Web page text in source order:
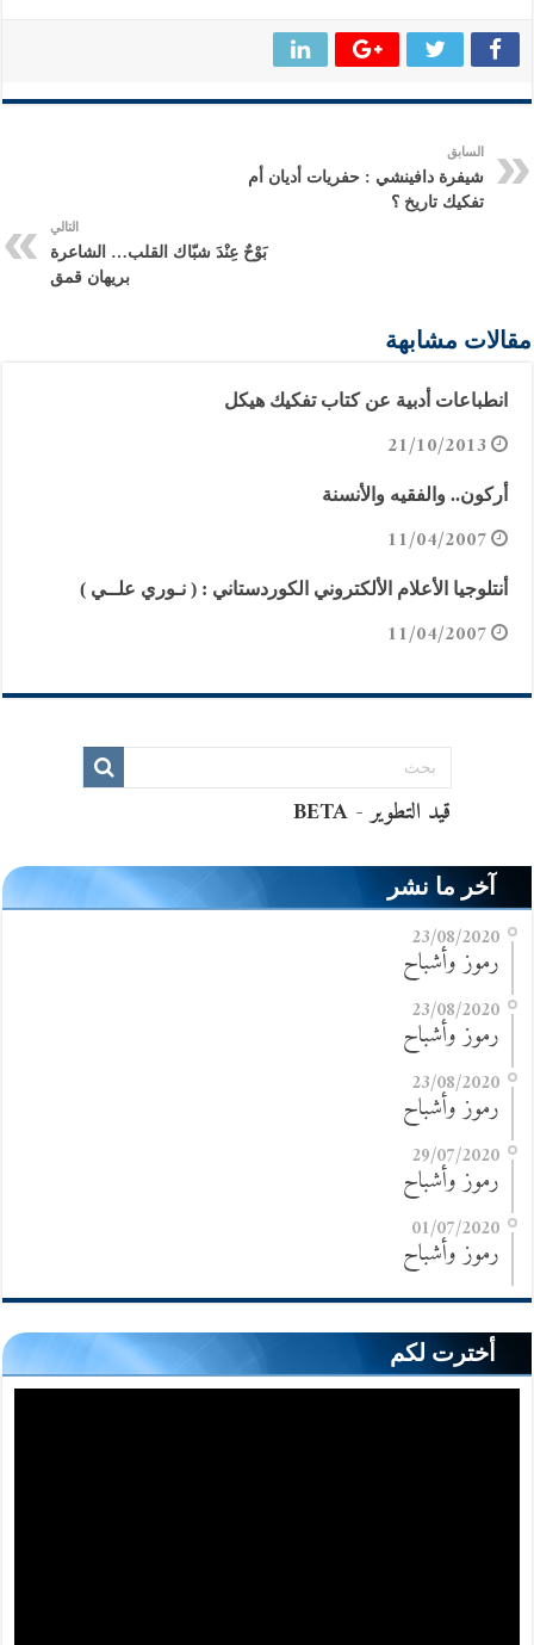
السابق
شيفرة دافينشي : حفريات أديان أم
تفكيك تاريخ ؟
التالي
بَوْحٌ عِنْدَ شبّاك القلب… الشاعرة
بريهان قمق
مقالات مشابهة
انطباعات أدبية عن كتاب تفكيك هيكل
21/10/2013
أركون.. والفقيه والأنسنة
11/04/2007
أنتلوجيا الأعلام الألكتروني الكوردستاني : ( نـوري علــي )
11/04/2007
آخر ما نشر
23/08/2020
رموز وأشباح
23/08/2020
رموز وأشباح
23/08/2020
رموز وأشباح
29/07/2020
رموز وأشباح
01/07/2020
رموز وأشباح
أخترت لكم